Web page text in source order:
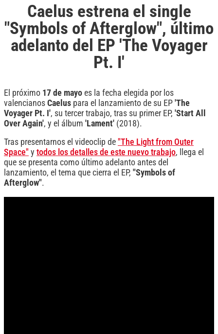
Caelus estrena el single
"Symbols of Afterglow", último
adelanto del EP 'The Voyager
Pt. I'
El próximo 17 de mayo es la fecha elegida por los
valencianos Caelus para el lanzamiento de su EP 'The
Voyager Pt. I', su tercer trabajo, tras su primer EP, 'Start All
Over Again', y el álbum 'Lament' (2018).
Tras presentarnos el videoclip de "The Light from Outer
Space" y todos los detalles de este nuevo trabajo, llega el
que se presenta como último adelanto antes del
lanzamiento, el tema que cierra el EP, "Symbols of
Afterglow".